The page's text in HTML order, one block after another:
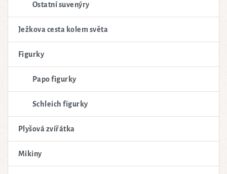
Ostatní suvenýry
Ježkova cesta kolem světa
Figurky
Papo figurky
Schleich figurky
Plyšová zvířátka
Mikiny